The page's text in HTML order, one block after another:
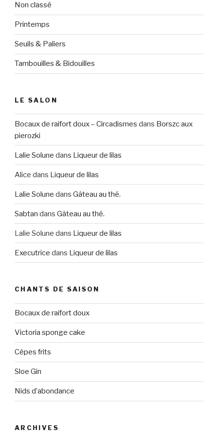
Non classé
Printemps
Seuils & Paliers
Tambouilles & Bidouilles
LE SALON
Bocaux de raifort doux – Circadismes dans Borszc aux
pierozki
Lalie Solune dans Liqueur de lilas
Alice dans Liqueur de lilas
Lalie Solune dans Gâteau au thé.
Sabtan dans Gâteau au thé.
Lalie Solune dans Liqueur de lilas
Executrice dans Liqueur de lilas
CHANTS DE SAISON
Bocaux de raifort doux
Victoria sponge cake
Cèpes frits
Sloe Gin
Nids d’abondance
ARCHIVES